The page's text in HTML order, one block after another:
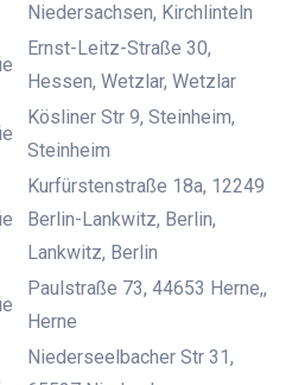
Niedersachsen, Kirchlinteln
Ernst-Leitz-Straße 30,
Hessen, Wetzlar, Wetzlar
Kösliner Str 9, Steinheim,
Steinheim
Kurfürstenstraße 18a, 12249
Berlin-Lankwitz, Berlin,
Lankwitz, Berlin
Paulstraße 73, 44653 Herne,,
Herne
Niederseelbacher Str 31,